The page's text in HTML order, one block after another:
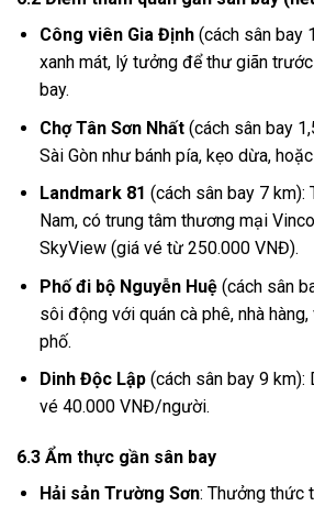
Công viên Gia Định(cách sân bay
xanh mát, lý tưởng để thư giãn
bay.
Chợ Tân Sơn Nhất(cách sân bay
Sài Gòn như bánh pía, kẹo dừa,
Landmark 81 (cách sân bay 7 km):
Nam, có trung tâm thương mại
SkyView (giá vé từ 250.000 VNĐ).
Phố đi bộ Nguyễn Huệ(cách sân
sôi động với quán cà phê, nhà
phố.
Dinh Độc Lập(cách sân bay 9 km):
vé 40.000 VNĐ/người.
6.3 Ẩm thực gần sân bay
Hải sản Trường Sơn: Thưởng thức